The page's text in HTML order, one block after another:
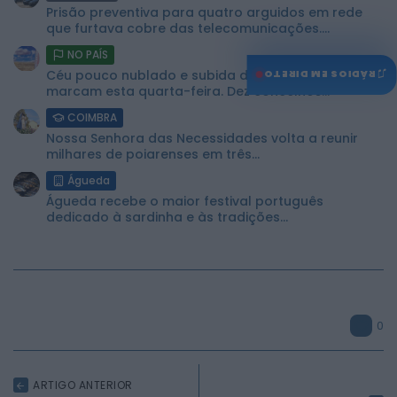
Prisão preventiva para quatro arguidos em rede
que furtava cobre das telecomunicações....
NO PAÍS
Céu pouco nublado e subida das temperaturas
marcam esta quarta-feira. Dez concelhos...
COIMBRA
Nossa Senhora das Necessidades volta a reunir
milhares de poiarenses em três...
Águeda
Águeda recebe o maior festival português
dedicado à sardinha e às tradições...
0
ARTIGO ANTERIOR
♫
RÁDIOS EM DIRETO